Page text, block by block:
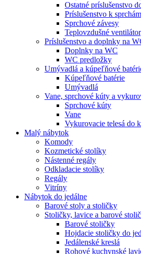
Ostatné príslušenstvo
Príslušenstvo k
Sprchové závesy
Teplovzdušné
Príslušenstvo a doplnky na
Doplnky na WC
WC predložky
Umývadlá a kúpeľňové
Kúpeľňové batérie
Umývadlá
Vane, sprchové kúty a
Sprchové kúty
Vane
Vykurovacie telesá do
Malý nábytok
Komody
Kozmetické stolíky
Nástenné regály
Odkladacie stolíky
Regály
Vitríny
Nábytok do jedálne
Barové stoly a stoličky
Stoličky, lavice a barové
Barové stoličky
Hojdacie stoličky do
Jedálenské kreslá
Rohové kuchynské